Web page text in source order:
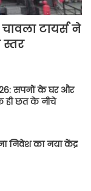
टायर्स ने
स्तर
सपनों के घर और
छत के नीचे
निवेश का नया केंद्र